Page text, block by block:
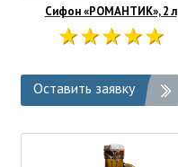
Сифон «РОМАНТИК», 2 л
Оставить заявку